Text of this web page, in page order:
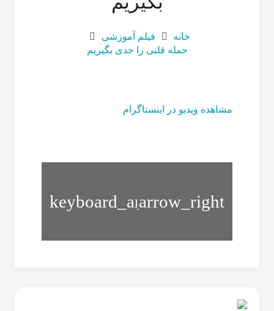
خانه
فیلم آموزشی
حمله قلبی را جدی بگیریم
مشاهده ویدیو در اینستاگرام
مخصوص
گودی
فوق
تخصص